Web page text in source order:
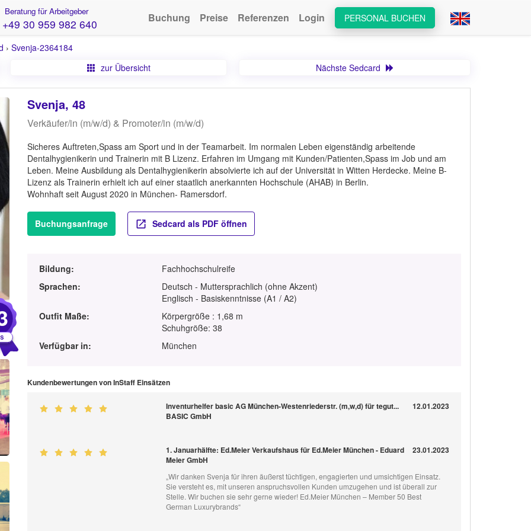
Beratung für Arbeitgeber
+49 30 959 982 640 PERSONAL BUCHEN
Buchung Preise Referenzen Login
› Svenja-2364184
zur Übersicht
Nächste Sedcard
Svenja, 48
Verkäufer/in (m/w/d) & Promoter/in (m/w/d)
Sicheres Auftreten,Spass am Sport und in der Teamarbeit. Im normalen Leben eigenständig arbeitende
Dentalhygienikerin und Trainerin mit B Lizenz. Erfahren im Umgang mit Kunden/Patienten,Spass im Job und am
Leben. Meine Ausbildung als Dentalhygienikerin absolvierte ich auf der Universität in Witten Herdecke. Meine B-
Lizenz als Trainerin erhielt ich auf einer staatlich anerkannten Hochschule (AHAB) in Berlin.
Wohnhaft seit August 2020 in München- Ramersdorf.
Buchungsanfrage Sedcard als PDF öffnen
Bildung:
Fachhochschulreife
Sprachen:
Deutsch - Muttersprachlich (ohne Akzent)
Englisch - Basiskenntnisse (A1 / A2)
Outfit Maße:
Körpergröße : 1,68 m
Schuhgröße: 38
Verfügbar in:
München
Kundenbewertungen von InStaff Einsätzen
Inventurhelfer basic AG München-Westenriederstr. (m,w,d) für tegut...
BASIC GmbH
12.01.2023
1. Januarhälfte: Ed.Meier Verkaufshaus für Ed.Meier München - Eduard
Meier GmbH
23.01.2023
„Wir danken Svenja für ihren äußerst tüchtigen, engagierten und umsichtigen Einsatz.
Sie versteht es, mit unseren anspruchsvollen Kunden umzugehen und ist überall zur
Stelle. Wir buchen sie sehr gerne wieder! Ed.Meier München – Member 50 Best
German Luxurybrands“